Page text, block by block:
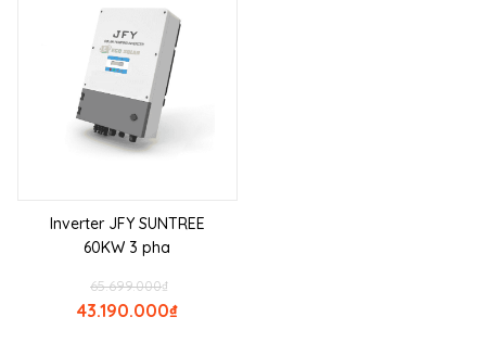
Inverter JFY SUNTREE
60KW 3 pha
₫
65.699.000
₫
43.190.000